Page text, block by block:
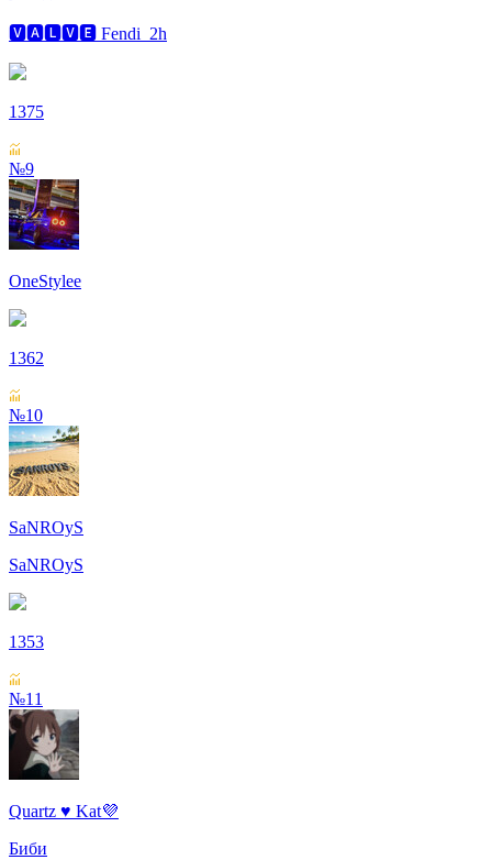
🆅🅰🅻🆅🅴 Fendi_2h
1375
№9
OneStylee
1362
№10
SaNROyS
SaNROyS
1353
№11
Quartz ♥ Kat💜
Биби